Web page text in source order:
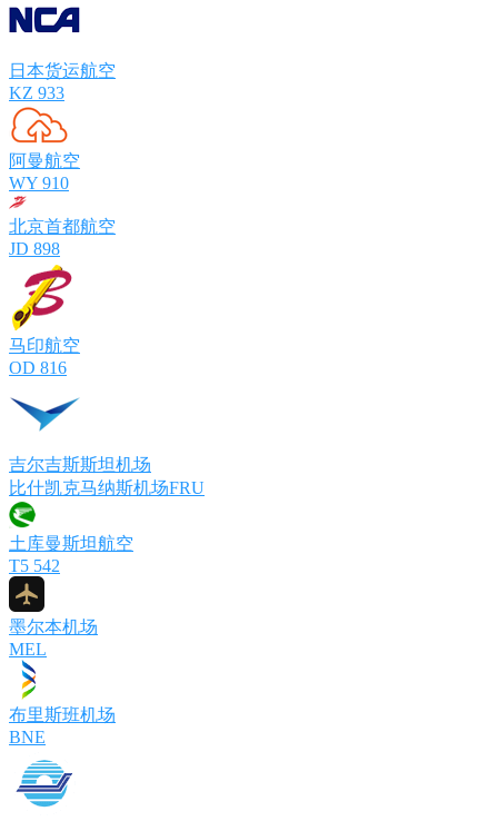
日本货运航空
KZ 933
阿曼航空
WY 910
北京首都航空
JD 898
马印航空
OD 816
吉尔吉斯斯坦机场
比什凯克马纳斯机场FRU
土库曼斯坦航空
T5 542
墨尔本机场
MEL
布里斯班机场
BNE